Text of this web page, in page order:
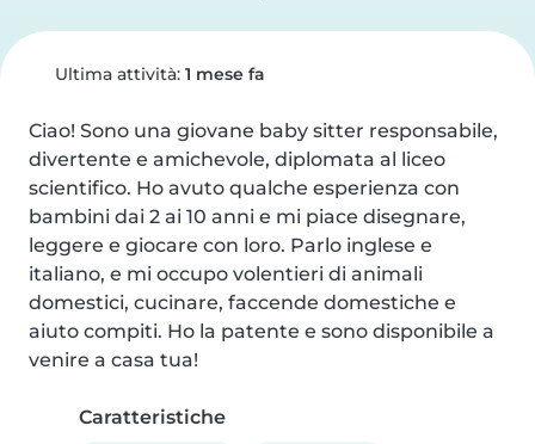
Ultima attività: 1 mese fa
Ciao! Sono una giovane baby sitter responsabile,
divertente e amichevole, diplomata al liceo
scientifico. Ho avuto qualche esperienza con
bambini dai 2 ai 10 anni e mi piace disegnare,
leggere e giocare con loro. Parlo inglese e
italiano, e mi occupo volentieri di animali
domestici, cucinare, faccende domestiche e
aiuto compiti. Ho la patente e sono disponibile a
venire a casa tua!
Caratteristiche